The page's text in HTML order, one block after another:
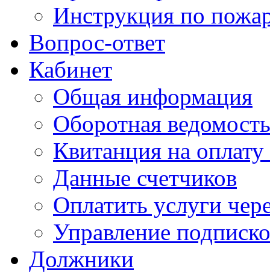
Инструкция по
Вопрос-ответ
Кабинет
Общая информация
Оборотная ведомость
Квитанция на
Данные счетчиков
Оплатить услуги
Управление
Должники